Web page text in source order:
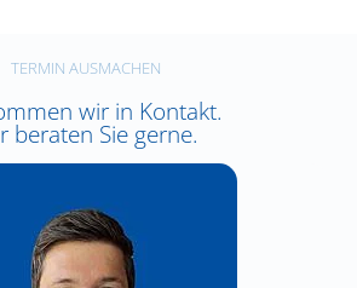
TERMIN AUSMACHEN
wir in Kontakt.
beraten Sie gerne.